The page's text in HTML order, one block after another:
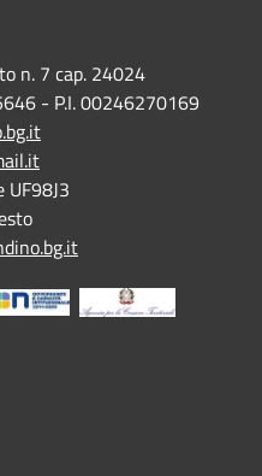
n. 7 cap. 24024
- P.I. 00246270169